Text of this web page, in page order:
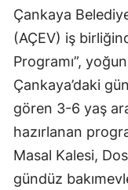
Çankaya
(AÇEV) iş
Programı”,
Çankaya’daki
gören 3-6 yaş
hazırlanan
Masal Kalesi,
gündüz